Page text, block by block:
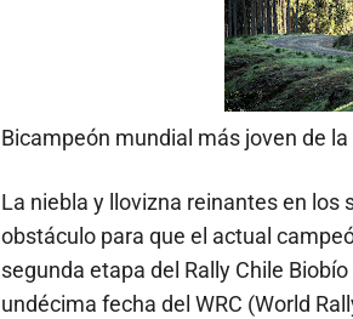
Bicampeón mundial más joven de la
La niebla y llovizna reinantes en los
obstáculo para que el actual
segunda etapa del Rally Chile
undécima fecha del WRC (World